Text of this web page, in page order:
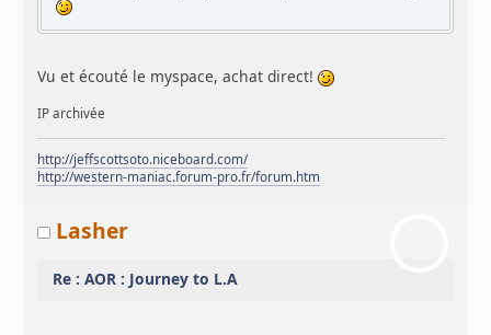
Vu et écouté le myspace, achat direct!
IP archivée
http://jeffscottsoto.niceboard.com/
http://western-maniac.forum-pro.fr/forum.htm
Lasher
Re : AOR : Journey to L.A